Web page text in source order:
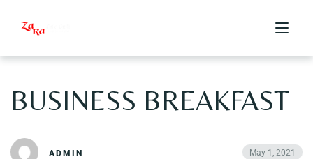
BUSINESS BREAKFAST
ADMIN May 1, 2021